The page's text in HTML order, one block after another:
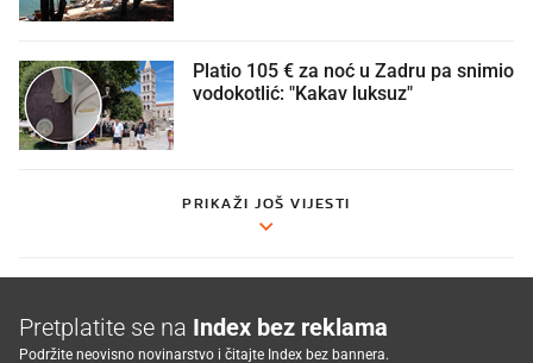
Platio 105 € za noć u Zadru pa snimio
vodokotlić: "Kakav luksuz"
PRIKAŽI JOŠ VIJESTI
Pretplatite se na Index bez reklama
Podržite neovisno novinarstvo i čitajte Index bez bannera.